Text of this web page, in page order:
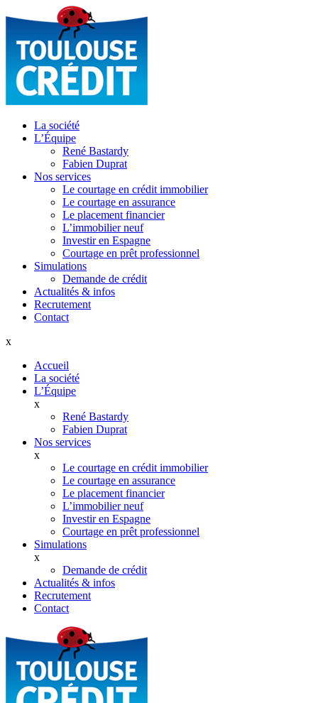
La société
L’Équipe
René Bastardy
Fabien Duprat
Nos services
Le courtage en crédit immobilier
Le courtage en assurance
Le placement financier
L’immobilier neuf
Investir en Espagne
Courtage en prêt professionnel
Simulations
Demande de crédit
Actualités & infos
Recrutement
Contact
x
Accueil
La société
L’Équipe
x
René Bastardy
Fabien Duprat
Nos services
x
Le courtage en crédit immobilier
Le courtage en assurance
Le placement financier
L’immobilier neuf
Investir en Espagne
Courtage en prêt professionnel
Simulations
x
Demande de crédit
Actualités & infos
Recrutement
Contact